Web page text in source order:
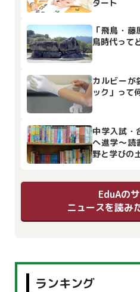
タート
「飛鳥・
鳥時代って
カルビー
ック」って
中学入試
へ進学～読
野と学びの
EduAの
ニュースを読み
ランキング